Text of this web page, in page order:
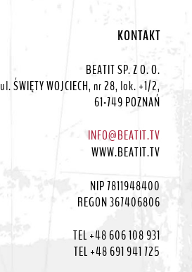
KONTAKT
BEATIT SP. Z O. O.
ul. ŚWIĘTY WOJCIECH, nr 28, lok. +1/2,
61-749 POZNAŃ
INFO@BEATIT.TV
WWW.BEATIT.TV
NIP 7811948400
REGON 367406806
TEL +48 606 108 931
TEL +48 691 941 725